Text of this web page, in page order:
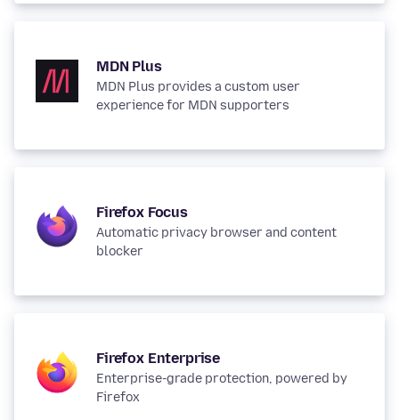
MDN Plus
MDN Plus provides a custom user
experience for MDN supporters
Firefox Focus
Automatic privacy browser and content
blocker
Firefox Enterprise
Enterprise-grade protection, powered by
Firefox